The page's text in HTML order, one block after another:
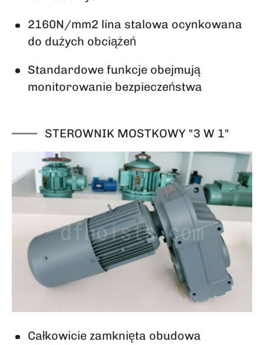
2160N/mm2 lina stalowa ocynkowana
do dużych obciążeń
Standardowe funkcje obejmują
monitorowanie bezpieczeństwa
STEROWNIK MOSTKOWY "3 W 1"
Całkowicie zamknięta obudowa